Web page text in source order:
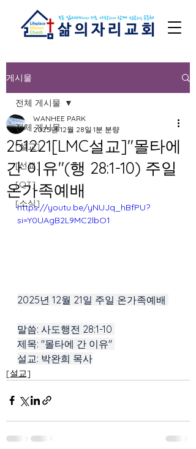
게시물
전체 게시물
[설교]
[선교]
[QT]
[소식]
전체 게시물
251221[LMC설교]"몰타에
간 이유"(행 28:1-10) 주일
온가족예배
WANHEE PARK
2025년 12월 28일 1분 분량
https://youtu.be/yNUJq_hBfPU?
si=Y0UAgB2L9MC2lbO1
2025년 12월 21일 주일 온가족예배
말씀: 사도행전 28:1-10
제목: "몰타에 간 이유"
설교: 박완희 목사
[설교]